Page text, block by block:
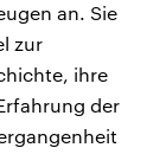
an. Sie
zur
ihre
der